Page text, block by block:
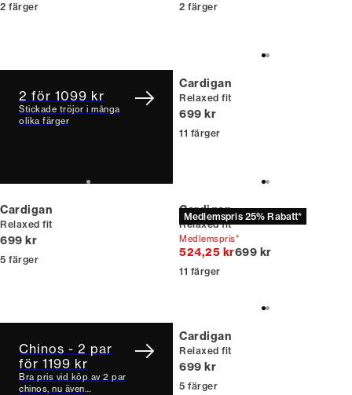
2 färger 2 färger
2 för 1099 kr
Stickade tröjor i många
olika färger
Cardigan
Relaxed fit
Nuvarande pris
699 kr
11 färger
Cardigan
Relaxed fit
Nuvarande pris
699 kr
5 färger
Medlemspris 25% Rabatt*
Cardigan
Relaxed fit
Medlemspris*
524,25 krOriginalpris
699 kr
11 färger
Chinos - 2 par
för 1199 kr
Bra pris vid köp av 2 par
chinos, nu även
Cardigan
Relaxed fit
Nuvarande pris
699 kr
5 färger